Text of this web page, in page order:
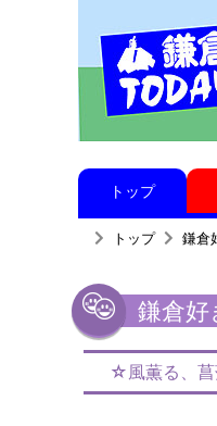
トップ
トップ 鎌倉
鎌倉好
☆風薫る、菖